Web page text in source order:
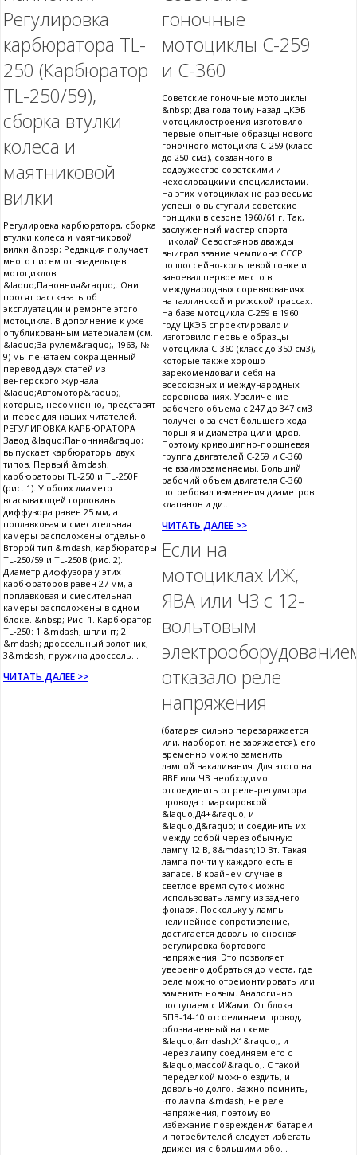
Регулировка
карбюратора TL-
250 (Карбюратор
TL-250/59),
сборка втулки
колеса и
маятниковой
вилки
Регулировка карбюратора, сборка
втулки колеса и маятниковой
вилки &nbsp; Редакция получает
много писем от владельцев
мотоциклов
&laquo;Панонния&raquo;. Они
просят рассказать об
эксплуатации и ремонте этого
мотоцикла. В дополнение к уже
опубликованным материалам (см.
&laquo;За рулем&raquo;, 1963, №
9) мы печатаем сокращенный
перевод двух статей из
венгерского журнала
&laquo;Автомотор&raquo;,
которые, несомненно, представят
интерес для наших читателей.
РЕГУЛИРОВКА КАРБЮРАТОРА
Завод &laquo;Панонния&raquo;
выпускает карбюраторы двух
типов. Первый &mdash;
карбюраторы TL-250 и TL-250F
(рис. 1). У обоих диаметр
всасывающей горловины
диффузора равен 25 мм, а
поплавковая и смесительная
камеры расположены отдельно.
Второй тип &mdash; карбюраторы
TL-250/59 и TL-250B (рис. 2).
Диаметр диффузора у этих
карбюраторов равен 27 мм, а
поплавковая и смесительная
камеры расположены в одном
блоке. &nbsp; Рис. 1. Карбюратор
TL-250: 1 &mdash; шплинт; 2
&mdash; дроссельный золотник;
3&mdash; пружина дроссель...
ЧИТАТЬ ДАЛЕЕ >>
гоночные
мотоциклы С-259
и С-360
Советские гоночные мотоциклы
&nbsp; Два года тому назад ЦКЭБ
мотоциклостроения изготовило
первые опытные образцы нового
гоночного мотоцикла С-259 (класс
до 250 см3), созданного в
содружестве советскими и
чехословацкими специалистами.
На этих мотоциклах не раз весьма
успешно выступали советские
гонщики в сезоне 1960/61 г. Так,
заслуженный мастер спорта
Николай Севостьянов дважды
выиграл звание чемпиона СССР
по шоссейно-кольцевой гонке и
завоевал первое место в
международных соревнованиях
на таллинской и рижской трассах.
На базе мотоцикла С-259 в 1960
году ЦКЭБ спроектировало и
изготовило первые образцы
мотоцикла С-360 (класс до 350 см3),
которые также хорошо
зарекомендовали себя на
всесоюзных и международных
соревнованиях. Увеличение
рабочего объема с 247 до 347 см3
получено за счет большего хода
поршня и диаметра цилиндров.
Поэтому кривошипно-поршневая
группа двигателей С-259 и С-360
не взаимозаменяемы. Больший
рабочий объем двигателя С-360
потребовал изменения диаметров
клапанов и ди...
ЧИТАТЬ ДАЛЕЕ >>
Если на
мотоциклах ИЖ,
ЯВА или ЧЗ с 12-
вольтовым
отказало реле
напряжения
(батарея сильно перезаряжается
или, наоборот, не заряжается), его
временно можно заменить
лампой накаливания. Для этого на
ЯВЕ или ЧЗ необходимо
отсоединить от реле-регулятора
провода с маркировкой
&laquo;Д4+&raquo; и
&laquo;Д&raquo; и соединить их
между собой через обычную
лампу 12 В, 8&mdash;10 Вт. Такая
лампа почти у каждого есть в
запасе. В крайнем случае в
светлое время суток можно
использовать лампу из заднего
фонаря. Поскольку у лампы
нелинейное сопротивление,
достигается довольно сносная
регулировка бортового
напряжения. Это позволяет
уверенно добраться до места, где
реле можно отремонтировать или
заменить новым. Аналогично
поступаем с ИЖами. От блока
БПВ-14-10 отсоединяем провод,
обозначенный на схеме
&laquo;&mdash;Х1&raquo;, и
через лампу соединяем его с
&laquo;массой&raquo;. С такой
переделкой можно ездить, и
довольно долго. Важно помнить,
что лампа &mdash; не реле
напряжения, поэтому во
избежание повреждения батареи
и потребителей следует избегать
движения с большими обо...